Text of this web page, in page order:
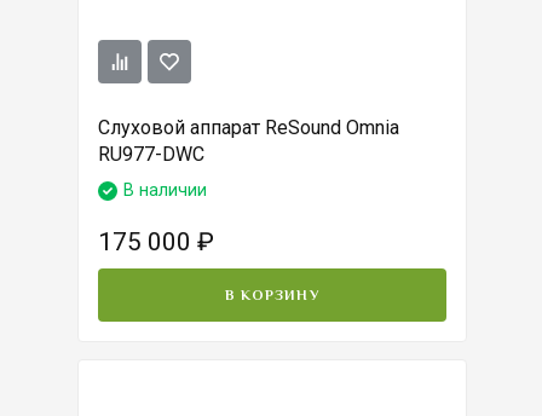
Слуховой аппарат ReSound Omnia
RU977-DWC
В наличии
175 000 ₽
В КОРЗИНУ